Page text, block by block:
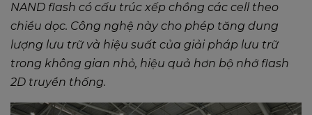
NAND flash có cấu trúc xếp chồng các cell theo
chiều dọc. Công nghệ này cho phép tăng dung
lượng lưu trữ và hiệu suất của giải pháp lưu trữ
trong không gian nhỏ, hiệu quả hơn bộ nhớ flash
2D truyền thống.